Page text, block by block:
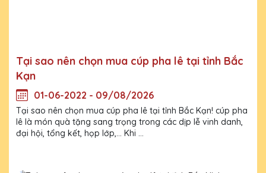
Tại sao nên chọn mua cúp pha lê tại tỉnh Bắc
Kạn
01-06-2022 - 09/08/2026
Tại sao nên chọn mua cúp pha lê tại tỉnh Bắc Kạn! cúp pha
lê là món quà tặng sang trọng trong các dịp lễ vinh danh,
đại hội, tổng kết, họp lớp,... Khi ...